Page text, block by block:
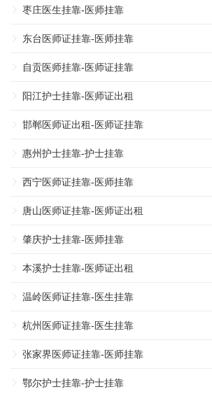
枣庄医生挂靠-医师挂靠
东台医师证挂靠-医师挂靠
自贡医师挂靠-医师证挂靠
阳江护士挂靠-医师证出租
邯郸医师证出租-医师证挂靠
惠州护士挂靠-护士挂靠
西宁医师证挂靠-医师挂靠
唐山医师证挂靠-医师证出租
肇庆护士挂靠-医师挂靠
本溪护士挂靠-医师证出租
温岭医师证挂靠-医生挂靠
杭州医师证挂靠-医生挂靠
张家界医师证挂靠-医师挂靠
鄂尔护士挂靠-护士挂靠